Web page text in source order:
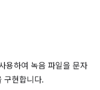
용하여 녹음 파일을 문자
구현합니다.